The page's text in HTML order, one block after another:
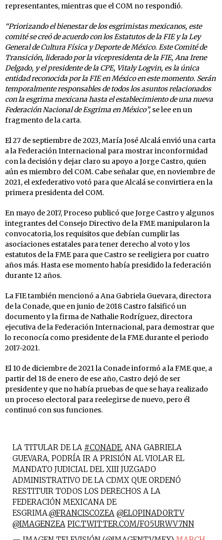
representantes, mientras que el COM no respondió.
“Priorizando el bienestar de los esgrimistas mexicanos, este
comité se creó de acuerdo con los Estatutos de la FIE y la Ley
General de Cultura Física y Deporte de México. Este Comité de
Transición, liderado por la vicepresidenta de la FIE, Ana Irene
Delgado, y el presidente de la CPE, Vitaly Logvin, es la única
entidad reconocida por la FIE en México en este momento. Serán
temporalmente responsables de todos los asuntos relacionados
con la esgrima mexicana hasta el establecimiento de una nueva
Federación Nacional de Esgrima en México”, se lee en un
fragmento de la carta.
El 27 de septiembre de 2023, María José Alcalá envió una carta
a la Federación Internacional para mostrar inconformidad
con la decisión y dejar claro su apoyo a Jorge Castro, quien
aún es miembro del COM. Cabe señalar que, en noviembre de
2021, el exfederativo votó para que Alcalá se convirtiera en la
primera presidenta del COM.
En mayo de 2017, Proceso publicó que Jorge Castro y algunos
integrantes del Consejo Directivo de la FME manipularon la
convocatoria, los requisitos que debían cumplir las
asociaciones estatales para tener derecho al voto y los
estatutos de la FME para que Castro se reeligiera por cuatro
años más. Hasta ese momento había presidido la federación
durante 12 años.
La FIE también mencionó a Ana Gabriela Guevara, directora
de la Conade, que en junio de 2018 Castro falsificó un
documento y la firma de Nathalie Rodríguez, directora
ejecutiva de la Federación Internacional, para demostrar que
lo reconocía como presidente de la FME durante el periodo
2017-2021.
El 10 de diciembre de 2021 la Conade informó a la FME que, a
partir del 18 de enero de ese año, Castro dejó de ser
presidente y que no había pruebas de que se haya realizado
un proceso electoral para reelegirse de nuevo, pero él
continuó con sus funciones.
LA TITULAR DE LA #CONADE, ANA GABRIELA
GUEVARA, PODRÍA IR A PRISIÓN AL VIOLAR EL
MANDATO JUDICIAL DEL XIII JUZGADO
ADMINISTRATIVO DE LA CDMX QUE ORDENÓ
RESTITUIR TODOS LOS DERECHOS A LA
FEDERACIÓN MEXICANA DE
ESGRIMA.@FRANCISCOZEA @ELOPINADORTV
@IMAGENZEA PIC.TWITTER.COM/FO5URWV7NN